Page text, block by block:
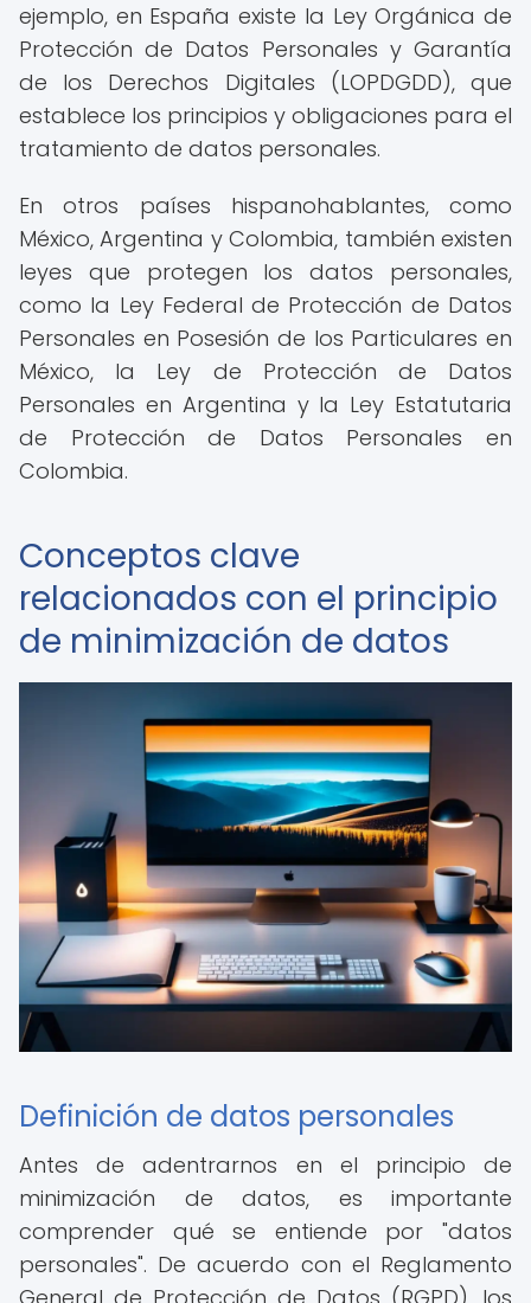
ejemplo, en España existe la Ley Orgánica de
Protección de Datos Personales y Garantía
de los Derechos Digitales (LOPDGDD), que
establece los principios y obligaciones para el
tratamiento de datos personales.
En otros países hispanohablantes, como
México, Argentina y Colombia, también existen
leyes que protegen los datos personales,
como la Ley Federal de Protección de Datos
Personales en Posesión de los Particulares en
México, la Ley de Protección de Datos
Personales en Argentina y la Ley Estatutaria
de Protección de Datos Personales en
Colombia.
Conceptos clave
relacionados con el principio
de minimización de datos
Definición de datos personales
Antes de adentrarnos en el principio de
minimización de datos, es importante
comprender qué se entiende por "datos
personales". De acuerdo con el Reglamento